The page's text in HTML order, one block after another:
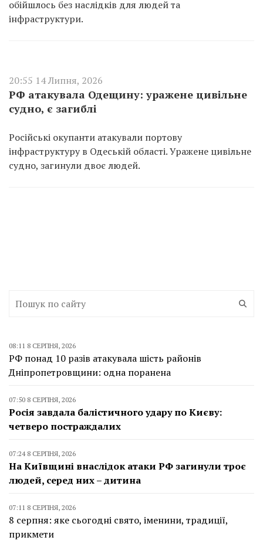
обійшлось без наслідків для людей та
інфраструктури.
20:55 14 Липня, 2026
РФ атакувала Одещину: уражене цивільне
судно, є загиблі
Російські окупанти атакували портову
інфраструктуру в Одеській області. Уражене цивільне
судно, загинули двоє людей.
08:11 8 СЕРПНЯ, 2026
РФ понад 10 разів атакувала шість районів
Дніпропетровщини: одна поранена
07:50 8 СЕРПНЯ, 2026
Росія завдала балістичного удару по Києву:
четверо постраждалих
07:24 8 СЕРПНЯ, 2026
На Київщині внаслідок атаки РФ загинули троє
людей, серед них – дитина
07:11 8 СЕРПНЯ, 2026
8 серпня: яке сьогодні свято, іменини, традиції,
прикмети